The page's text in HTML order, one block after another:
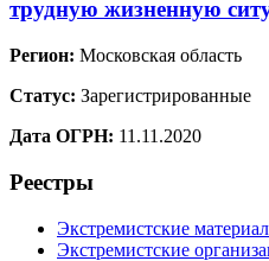
трудную жизненную
Регион: Московская область
Статус: Зарегистрированные
Дата ОГРН: 11.11.2020
Реестры
Экстремистские
Экстремистские